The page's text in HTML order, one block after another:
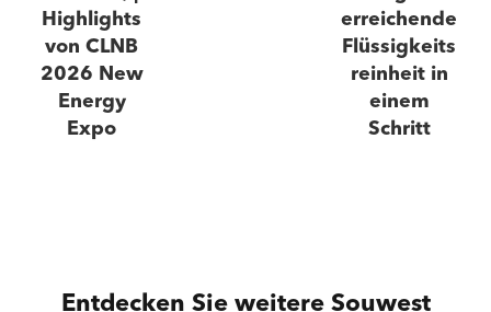
Highlights
von CLNB
2026 New
Energy
Expo
erreichende
Flüssigkeits
reinheit in
einem
Schritt
Entdecken Sie weitere Souwest